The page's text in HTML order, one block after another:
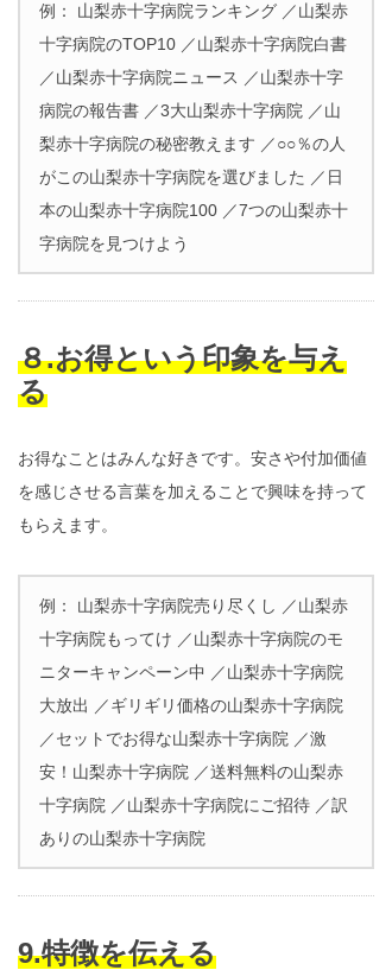
例： 山梨赤十字病院ランキング ／山梨赤
十字病院のTOP10 ／山梨赤十字病院白書
／山梨赤十字病院ニュース ／山梨赤十字
病院の報告書 ／3大山梨赤十字病院 ／山
梨赤十字病院の秘密教えます ／○○％の人
がこの山梨赤十字病院を選びました ／日
本の山梨赤十字病院100 ／7つの山梨赤十
字病院を見つけよう
８.お得という印象を与え
る
お得なことはみんな好きです。安さや付加価値
を感じさせる言葉を加えることで興味を持って
もらえます。
例： 山梨赤十字病院売り尽くし ／山梨赤
十字病院もってけ ／山梨赤十字病院のモ
ニターキャンペーン中 ／山梨赤十字病院
大放出 ／ギリギリ価格の山梨赤十字病院
／セットでお得な山梨赤十字病院 ／激
安！山梨赤十字病院 ／送料無料の山梨赤
十字病院 ／山梨赤十字病院にご招待 ／訳
ありの山梨赤十字病院
9.特徴を伝える